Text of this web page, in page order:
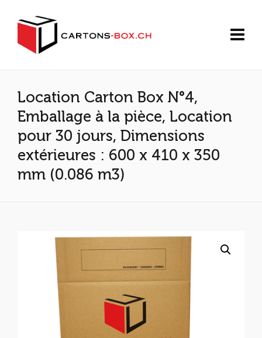
Location Carton Box N°4,
Emballage à la pièce, Location
pour 30 jours, Dimensions
extérieures : 600 x 410 x 350
mm (0.086 m3)